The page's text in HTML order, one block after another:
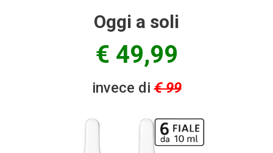
Oggi a soli
€ 49,99
invece di€ 99